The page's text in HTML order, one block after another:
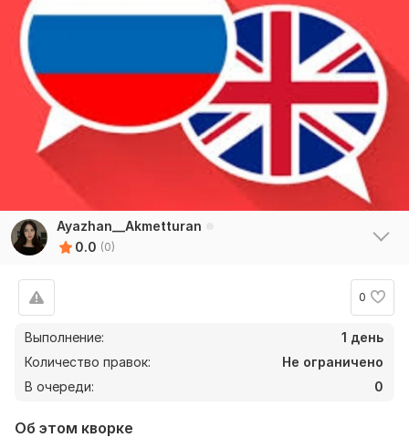
Ayazhan__Akmetturan
0.0 (0)
0
Выполнение:
1 день
Количество правок:
Не ограничено
В очереди:
0
Об этом кворке